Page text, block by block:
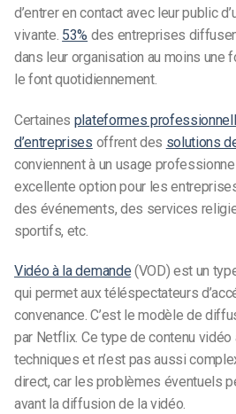
d’entrer en contact avec leur public
vivante. 53% des entreprises
dans leur organisation au moins une
le font quotidiennement.
Certaines plateformes
d’entreprises offrent des solutions
conviennent à un usage
excellente option pour les
des événements, des services
sportifs, etc.
Vidéo à la demande (VOD) est un
qui permet aux téléspectateurs
convenance. C’est le modèle de
par Netflix. Ce type de contenu vidéo
techniques et n’est pas aussi
direct, car les problèmes éventuels
avant la diffusion de la vidéo.